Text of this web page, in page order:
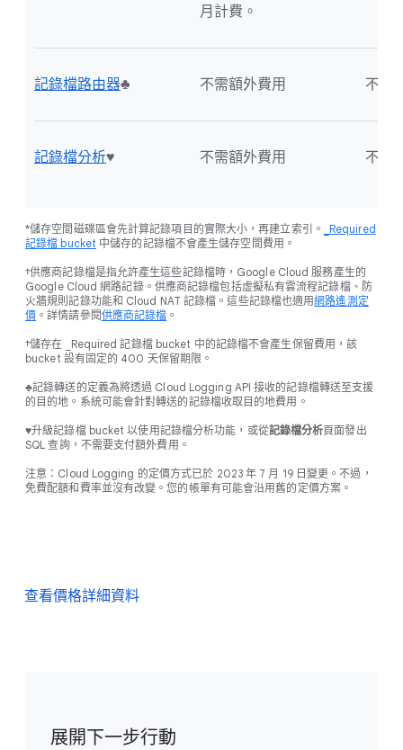
月計費。
記錄檔路由器♣ 不需額外費用 不適
記錄檔分析♥ 不需額外費用 不適
*儲存空間磁碟區會先計算記錄項目的實際大小，再建立索引。
_Required
記錄檔 bucket 中儲存的記錄檔不會產生儲存空間費用。
†供應商記錄檔是指允許產生這些記錄檔時，Google Cloud 服務產生的
Google Cloud 網路記錄。供應商記錄檔包括虛擬私有雲流程記錄檔、防
火牆規則記錄功能和 Cloud NAT 記錄檔。這些記錄檔也適用網路遙測定
價 。詳情請參閱供應商記錄檔 。
†儲存在 _Required 記錄檔 bucket 中的記錄檔不會產生保留費用，該
bucket 設有固定的 400 天保留期限。
♣記錄轉送的定義為將透過 Cloud Logging API 接收的記錄檔轉送至支援
的目的地。系統可能會針對轉送的記錄檔收取目的地費用。
♥升級記錄檔 bucket 以使用記錄檔分析功能，或從記錄檔分析頁面發出
SQL 查詢，不需要支付額外費用。
注意：Cloud Logging 的定價方式已於 2023 年 7 月 19 日變更。不過，
免費配額和費率並沒有改變。您的帳單有可能會沿用舊的定價方案。
查看價格詳細資料
展開下一步行動